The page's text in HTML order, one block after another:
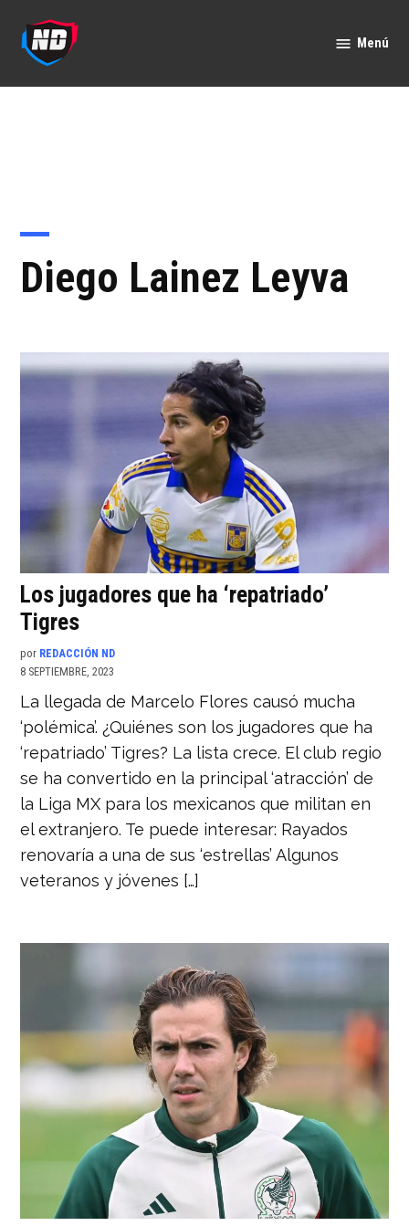
contenido
Menú
Diego Lainez Leyva
Los jugadores que ha ‘repatriado’
Tigres
por REDACCIÓN ND
8 SEPTIEMBRE, 2023
La llegada de Marcelo Flores causó mucha
‘polémica’. ¿Quiénes son los jugadores que ha
‘repatriado’ Tigres? La lista crece. El club regio
se ha convertido en la principal ‘atracción’ de
la Liga MX para los mexicanos que militan en
el extranjero. Te puede interesar: Rayados
renovaría a una de sus ‘estrellas’ Algunos
veteranos y jóvenes […]